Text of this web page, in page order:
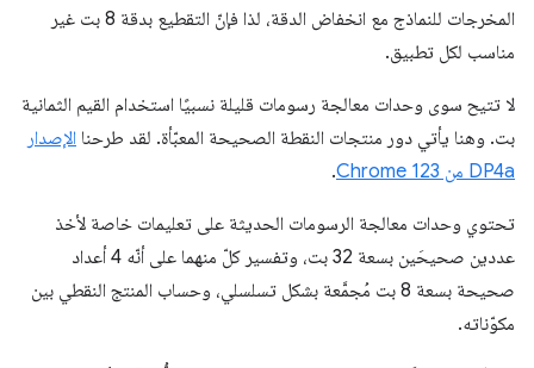
المخرجات للنماذج مع انخفاض الدقة، لذا فإنّ التقطيع بدقة 8 بت غير
مناسب لكل تطبيق.
لا تتيح سوى وحدات معالجة رسومات قليلة نسبيًا استخدام القيم الثمانية
بت. وهنا يأتي دور منتجات النقطة الصحيحة المعبّأة. لقد طرحنا الإصدار
DP4a من Chrome 123
.
تحتوي وحدات معالجة الرسومات الحديثة على تعليمات خاصة لأخذ
عددين صحيحَين بسعة 32 بت، وتفسير كلّ منهما على أنّه 4 أعداد
صحيحة بسعة 8 بت مُجمَّعة بشكل تسلسلي، وحساب المنتج النقطي بين
مكوّناته.